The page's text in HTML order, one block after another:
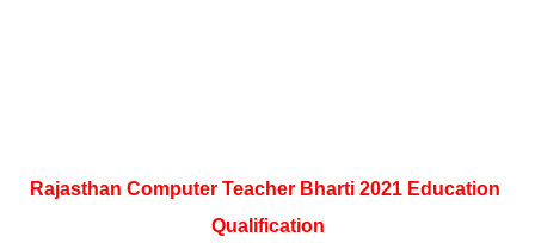
Rajasthan Computer Teacher Bharti 2021 Education
Qualification